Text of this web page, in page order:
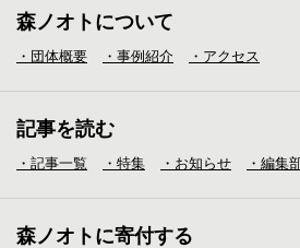
森ノオトについて
・団体概要 ・事例紹介 ・アクセス
記事を読む
・記事一覧 ・特集 ・お知らせ ・編集
森ノオトに寄付する